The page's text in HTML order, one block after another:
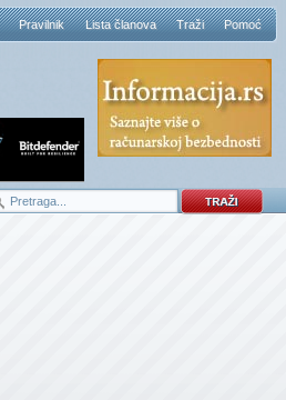
Pravilnik Lista članova Traži Pomoć